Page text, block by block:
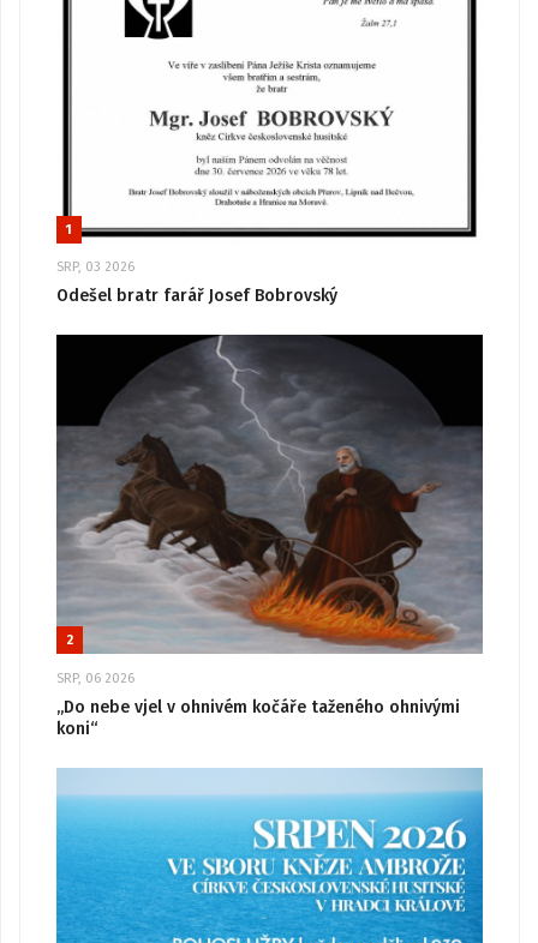
1
SRP, 03 2026
Odešel bratr farář Josef Bobrovský
2
SRP, 06 2026
„Do nebe vjel v ohnivém kočáře taženého ohnivými
koni“